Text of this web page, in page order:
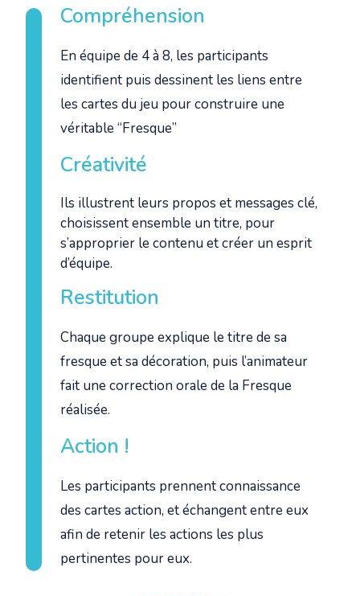
Compréhension
En équipe de 4 à 8, les participants
identifient puis dessinent les liens entre
les cartes du jeu pour construire une
véritable “Fresque”
Créativité
Ils illustrent leurs propos et messages clé,
choisissent ensemble un titre, pour
s’approprier le contenu et créer un esprit
d’équipe.
Restitution
Chaque groupe explique le titre de sa
fresque et sa décoration, puis l’animateur
fait une correction orale de la Fresque
réalisée.
Action !
Les participants prennent connaissance
des cartes action, et échangent entre eux
afin de retenir les actions les plus
pertinentes pour eux.